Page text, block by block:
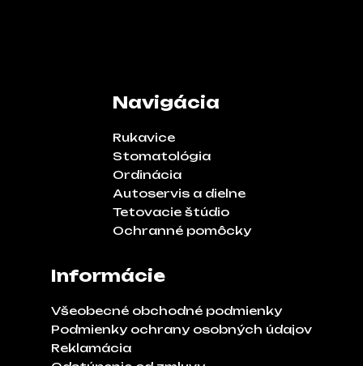
Navigácia
Rukavice
Stomatológia
Ordinácia
Autoservis a dielne
Tetovacie štúdio
Ochranné pomôcky
Informácie
Všeobecné obchodné podmienky
Podmienky ochrany osobných údajov
Reklamácia